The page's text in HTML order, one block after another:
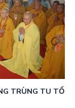
TRÙNG TU TỔ